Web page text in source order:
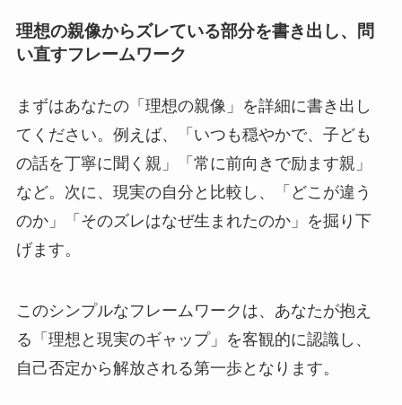
理想の親像からズレている部分を書き出し、問
い直すフレームワーク
まずはあなたの「理想の親像」を詳細に書き出し
てください。例えば、「いつも穏やかで、子ども
の話を丁寧に聞く親」「常に前向きで励ます親」
など。次に、現実の自分と比較し、「どこが違う
のか」「そのズレはなぜ生まれたのか」を掘り下
げます。
このシンプルなフレームワークは、あなたが抱え
る「理想と現実のギャップ」を客観的に認識し、
自己否定から解放される第一歩となります。